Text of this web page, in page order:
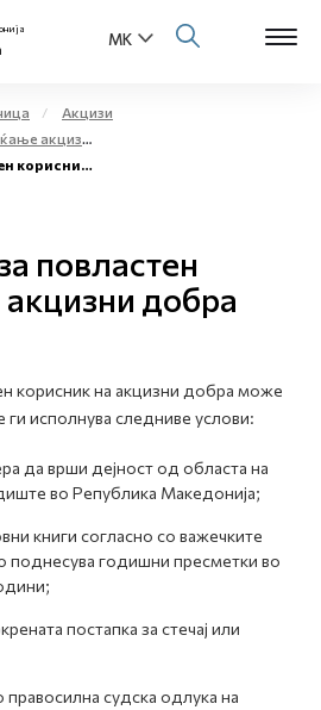
Open
Акцизи
на акцизни добра
акцизни добра
повластен
добра
корисник на акцизни добра може
исполнува следниве услови:
да врши дејност од областа на
во Република Македонија;
книги согласно со важечките
поднесува годишни пресметки во
постапка за стечај или
судска одлука на